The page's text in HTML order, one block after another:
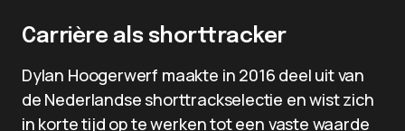
Carrière als shorttracker
Dylan Hoogerwerf maakte in 2016 deel uit van
de Nederlandse shorttrackselectie en wist zich
in korte tijd op te werken tot een vaste waarde